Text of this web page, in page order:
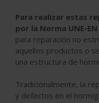
Para realizar estas
por la Norma UNE-
para reparación no
aquellos productos o
una estructura de
Tradicionalmente, la
y defectos en el